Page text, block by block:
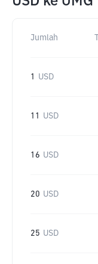
Jumlah
1 USD
11 USD
16 USD
20 USD
25 USD